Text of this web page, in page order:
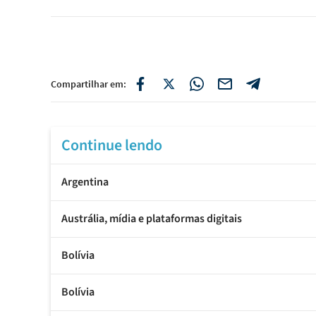
Compartilhar em:
Continue lendo
Argentina
Austrália, mídia e plataformas digitais
Bolívia
Bolívia